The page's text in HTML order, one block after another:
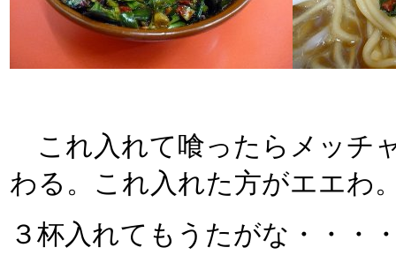
これ入れて喰ったらメッチ
わる。これ入れた方がエエわ
３杯入れてもうたがな・・・